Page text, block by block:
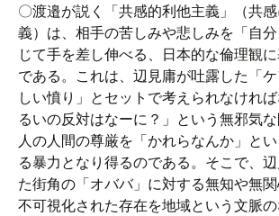
〇渡邉が説く「共感的利他主義」（共
義）は、相手の苦しみや悲しみを「自
じて手を差し伸べる、日本的な倫理観
である。これは、辺見庸が吐露した「
しい憤り」とセットで考えられなけれ
るいの反対はなーに？」という無邪気
人の人間の尊厳を「かれらなんか」と
る暴力となり得るのである。そこで、
た街角の「オババ」に対する無知や無関
不可視化された存在を地域という文脈